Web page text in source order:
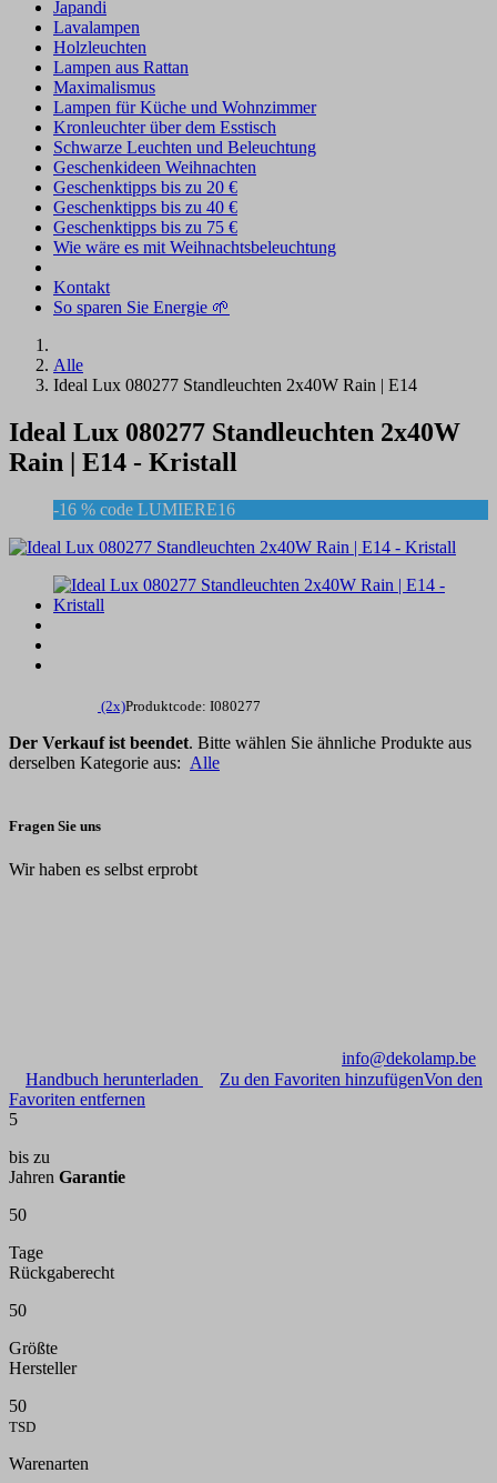
Japandi
Lavalampen
Holzleuchten
Lampen aus Rattan
Maximalismus
Lampen für Küche und Wohnzimmer
Kronleuchter über dem Esstisch
Schwarze Leuchten und Beleuchtung
Geschenkideen Weihnachten
Geschenktipps bis zu 20 €
Geschenktipps bis zu 40 €
Geschenktipps bis zu 75 €
Wie wäre es mit Weihnachtsbeleuchtung
Kontakt
So sparen Sie Energie 🌱
Alle
Ideal Lux 080277 Standleuchten 2x40W Rain | E14
Ideal Lux 080277 Standleuchten 2x40W
Rain | E14 - Kristall
-16 % code LUMIERE16
(2x)Produktcode: I080277
Der Verkauf ist beendet. Bitte wählen Sie ähnliche Produkte aus
derselben Kategorie aus: Alle
Fragen Sie uns
Wir haben es selbst erprobt
info@dekolamp.be
Handbuch herunterladen
Zu den Favoriten hinzufügenVon den
Favoriten entfernen
5
bis zu
Jahren Garantie
50
Tage
Rückgaberecht
50
Größte
Hersteller
50
TSD
Warenarten